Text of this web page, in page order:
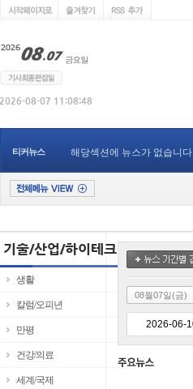
티커뉴스 해당섹션에 뉴스가 없습니다
생활
칼럼/오피년
만평
건강/의료
세계/국제
08월07일(금)